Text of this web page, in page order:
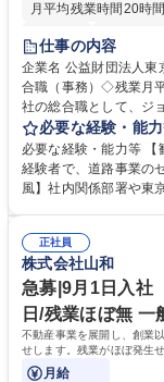
月平均残業時間20時
研修あり
退職金あり
駅近5分以内
資格
仕事の内容
企業名 公益財団法人東京都道路整備
合職（事務）◇残業月平均9
社の総合職として、ジ
等のフロント部門の部
制度やキャリア支援が充実
管理部門：広報、人事
門：駐車場の新規開拓
道路施設や道路工事現
へ配属。※業務内容変更の範囲：
ープ】総合職（事務）
必要な経験・能
必要な経験・能力等
経験者で、道路事業の
風】社内関係部署や東
部門など多岐に渡る業
事業の他、新宿駅西口
イン」の管理運営を行
います。 学歴・資格 学歴：大学院 大学 高専 短大 専修学校 高校 語学力：
資格：
正社員
株式会社山和
急募|9月1日入社
日/残業ほぼ無 一
不動産事業を展開し、創業
せします。残業がほぼ発生
い方にお勧めの環境です！
月給